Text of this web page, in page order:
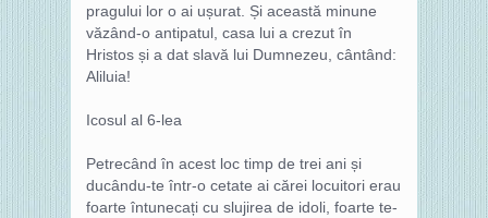
pragului lor o ai ușurat. Și această minune
văzând-o antipatul, casa lui a crezut în
Hristos și a dat slavă lui Dumnezeu, cântând:
Aliluia!
Icosul al 6-lea
Petrecând în acest loc timp de trei ani și
ducându-te într-o cetate ai cărei locuitori erau
foarte întunecați cu slujirea de idoli, foarte te-